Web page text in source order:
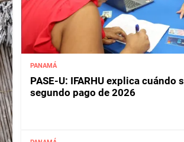
PANAMÁ
PASE-U: IFARHU explica cuándo
segundo pago de 2026